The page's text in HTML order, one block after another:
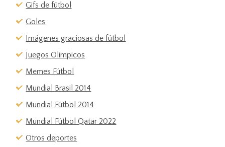
Gifs de fútbol
Goles
Imágenes graciosas de fútbol
Juegos Olímpicos
Memes Fútbol
Mundial Brasil 2014
Mundial Fútbol 2014
Mundial Fútbol Qatar 2022
Otros deportes